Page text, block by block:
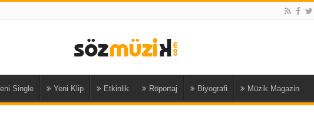
Single Yeni Klip Etkinlik Röportaj Biyografi Müzik Magazin